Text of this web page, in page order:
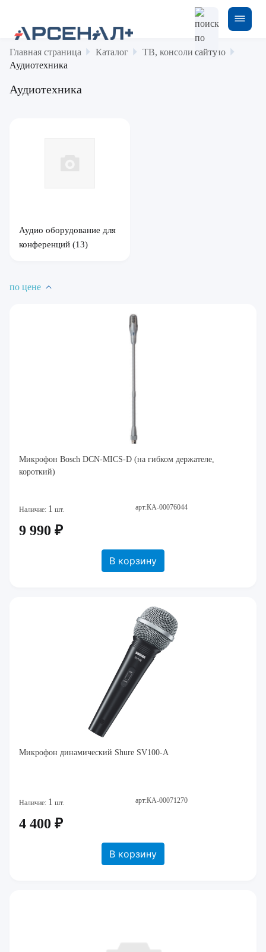
Главная страница Каталог
ТВ, консоли и аудио
Аудиотехника
Аудиотехника
Аудио оборудование для
конференций (13)
по цене
Микрофон Bosch DCN-MICS-D (на гибком держателе,
короткий)
Наличие: 1 шт. арт:КА-00076044
9 990 ₽
В корзину
Микрофон динамический Shure SV100-A
Наличие: 1 шт. арт:КА-00071270
4 400 ₽
В корзину